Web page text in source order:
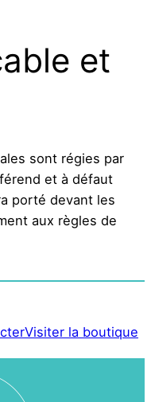
et
sont régies par
et à défaut
porté devant les
aux règles de
Visiter la boutique